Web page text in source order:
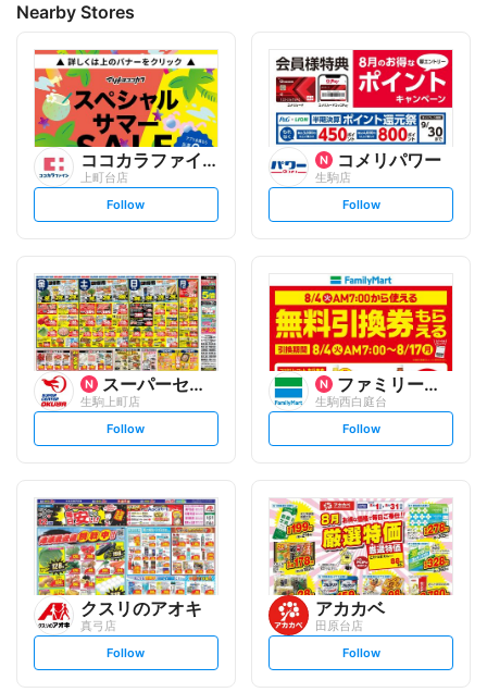
Nearby Stores
ココカラファイン
上町台店
s
t
l
o
w
Follow
コメリパワー
生駒店
s
t
l
o
w
Follow
スーパーセンターオークワ
生駒上町店
s
t
l
o
w
Follow
ファミリーマート
生駒西白庭台
s
t
l
o
w
Follow
クスリのアオキ
真弓店
s
t
Follow
アカカベ
田原台店
s
t
Follow